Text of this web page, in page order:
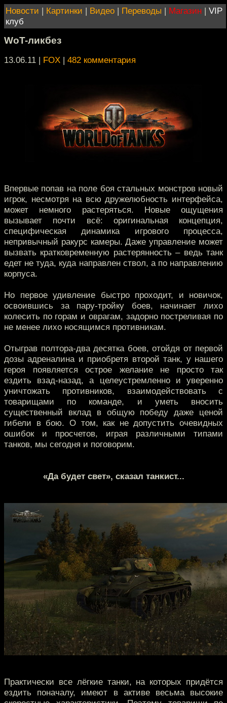
Новости | Картинки | Видео | Переводы | Магазин | VIP
клуб
WoT-ликбез
13.06.11 | FOX | 482 комментария
Впервые попав на поле боя стальных монстров новый
игрок, несмотря на всю дружелюбность интерфейса,
может немного растеряться. Новые ощущения
вызывает почти всё: оригинальная концепция,
специфическая динамика игрового процесса,
непривычный ракурс камеры. Даже управление может
вызвать кратковременную растерянность – ведь танк
едет не туда, куда направлен ствол, а по направлению
корпуса.
Но первое удивление быстро проходит, и новичок,
освоившись за пару-тройку боев, начинает лихо
колесить по горам и оврагам, задорно постреливая по
не менее лихо носящимся противникам.
Отыграв полтора-два десятка боев, отойдя от первой
дозы адреналина и приобретя второй танк, у нашего
героя появляется острое желание не просто так
ездить взад-назад, а целеустремленно и уверенно
уничтожать противников, взаимодействовать с
товарищами по команде, и уметь вносить
существенный вклад в общую победу даже ценой
гибели в бою. О том, как не допустить очевидных
ошибок и просчетов, играя различными типами
танков, мы сегодня и поговорим.
«Да будет свет», сказал танкист...
Практически все лёгкие танки, на которых придётся
ездить поначалу, имеют в активе весьма высокие